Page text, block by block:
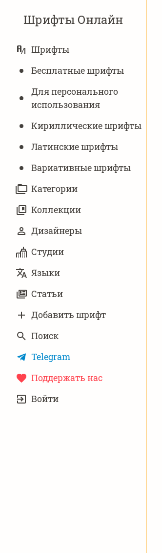
Шрифты Онлайн
НАВИГАЦИЯ
Шрифты
Бесплатные шрифты
Для персонального
использования
Кириллические шрифты
Латинские шрифты
Вариативныe шрифты
Категории
Коллекции
Дизайнеры
Студии
Языки
Статьи
Добавить шрифт
Поиск
Telegram
Поддержать нас
ЗАПИСЬ
Войти